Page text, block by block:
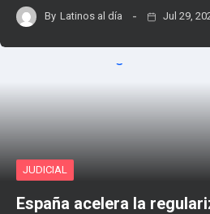
By Latinos al día Jul 29,
JUDICIAL
España acelera la